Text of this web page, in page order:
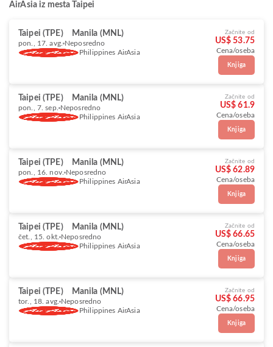
AirAsia iz mesta Taipei
Taipei (TPE) Manila (MNL)
pon., 17. avg. Neposredno
Philippines AirAsia
Začnite od
US$ 53.75
Cena/oseba
Knjiga
Taipei (TPE) Manila (MNL)
pon., 7. sep. Neposredno
Philippines AirAsia
Začnite od
US$ 61.9
Cena/oseba
Knjiga
Taipei (TPE) Manila (MNL)
pon., 16. nov. Neposredno
Philippines AirAsia
Začnite od
US$ 62.89
Cena/oseba
Knjiga
Taipei (TPE) Manila (MNL)
čet., 15. okt. Neposredno
Philippines AirAsia
Začnite od
US$ 66.65
Cena/oseba
Knjiga
Taipei (TPE) Manila (MNL)
tor., 18. avg. Neposredno
Philippines AirAsia
Začnite od
US$ 66.95
Cena/oseba
Knjiga